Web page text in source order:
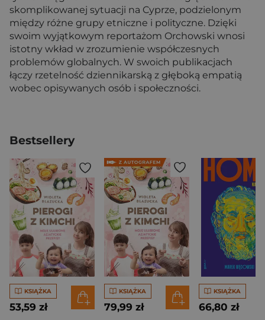
skomplikowanej sytuacji na Cyprze, podzielonym
między różne grupy etniczne i polityczne. Dzięki
swoim wyjątkowym reportażom Orchowski wnosi
istotny wkład w zrozumienie współczesnych
problemów globalnych. W swoich publikacjach
łączy rzetelność dziennikarską z głęboką empatią
wobec opisywanych osób i społeczności.
Bestsellery
KSIĄŻKA
53,59 zł
KSIĄŻKA
79,99 zł
KSIĄŻKA
66,80 zł